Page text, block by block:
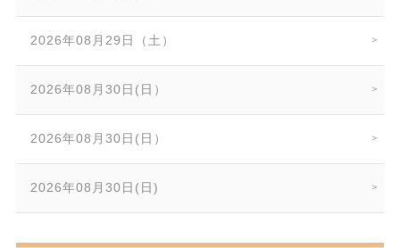
2026年08月29日（土）
2026年08月30日(日）
2026年08月30日(日）
2026年08月30日(日)